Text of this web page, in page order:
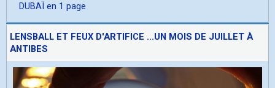
DUBAÏ en 1 page
LENSBALL ET FEUX D'ARTIFICE ...UN MOIS DE JUILLET À
ANTIBES